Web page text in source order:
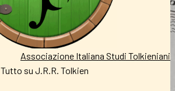
Associazione Italiana Studi Tolkieniani
Tutto su J.R.R. Tolkien